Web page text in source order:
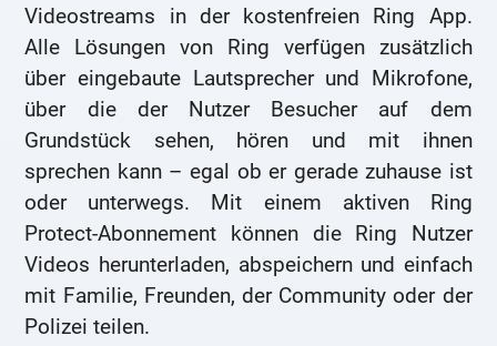
Videostreams in der kostenfreien Ring App.
Alle Lösungen von Ring verfügen zusätzlich
über eingebaute Lautsprecher und Mikrofone,
über die der Nutzer Besucher auf dem
Grundstück sehen, hören und mit ihnen
sprechen kann – egal ob er gerade zuhause ist
oder unterwegs. Mit einem aktiven Ring
Protect-Abonnement können die Ring Nutzer
Videos herunterladen, abspeichern und einfach
mit Familie, Freunden, der Community oder der
Polizei teilen.